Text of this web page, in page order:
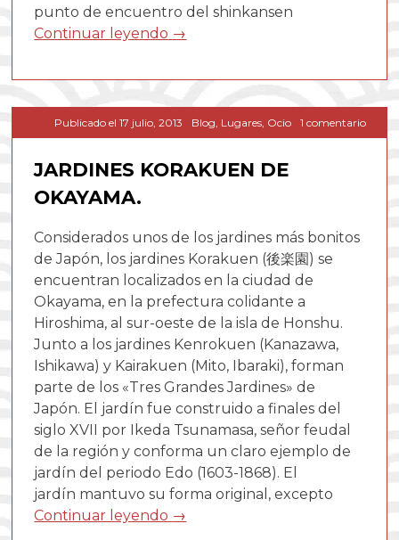
punto de encuentro del shinkansen
Continuar leyendo →
Publicado el 17 julio, 2013 Blog, Lugares, Ocio 1 comentarioen
JARDINES KORAKUEN DE
OKAYAMA.
Considerados unos de los jardines más bonitos
de Japón, los jardines Korakuen (後楽園) se
encuentran localizados en la ciudad de
Okayama, en la prefectura colidante a
Hiroshima, al sur-oeste de la isla de Honshu.
Junto a los jardines Kenrokuen (Kanazawa,
Ishikawa) y Kairakuen (Mito, Ibaraki), forman
parte de los «Tres Grandes Jardines» de
Japón. El jardín fue construido a finales del
siglo XVII por Ikeda Tsunamasa, señor feudal
de la región y conforma un claro ejemplo de
jardín del periodo Edo (1603-1868). El
jardín mantuvo su forma original, excepto
Continuar leyendo →